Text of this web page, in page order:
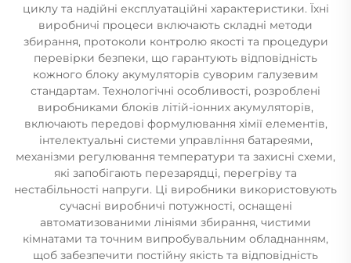
циклу та надійні експлуатаційні характеристики. Їхні
виробничі процеси включають складні методи
збирання, протоколи контролю якості та процедури
перевірки безпеки, що гарантують відповідність
кожного блоку акумуляторів суворим галузевим
стандартам. Технологічні особливості, розроблені
виробниками блоків літій-іонних акумуляторів,
включають передові формулювання хімії елементів,
інтелектуальні системи управління батареями,
механізми регулювання температури та захисні схеми,
які запобігають перезарядці, перегріву та
нестабільності напруги. Ці виробники використовують
сучасні виробничі потужності, оснащені
автоматизованими лініями збирання, чистими
кімнатами та точним випробувальним обладнанням,
щоб забезпечити постійну якість та відповідність